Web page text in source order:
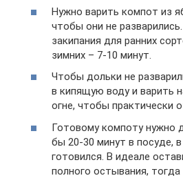
Нужно варить компот из
чтобы они не
закипания для ранних
зимних – 7-10 минут.
Чтобы дольки не
в кипящую воду и варить
огне, чтобы практически
Готовому компоту нужно
бы 20-30 минут в посуде,
готовился. В идеале
полного остывания, тогда